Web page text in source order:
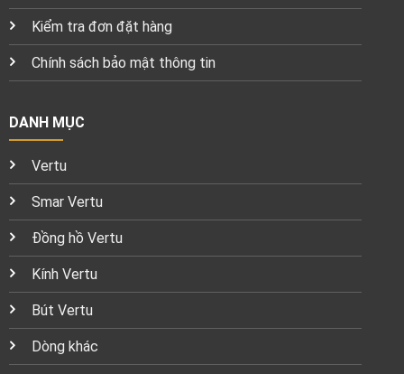
Kiểm tra đơn đặt hàng
Chính sách bảo mật thông tin
DANH MỤC
Vertu
Smar Vertu
Đồng hồ Vertu
Kính Vertu
Bút Vertu
Dòng khác